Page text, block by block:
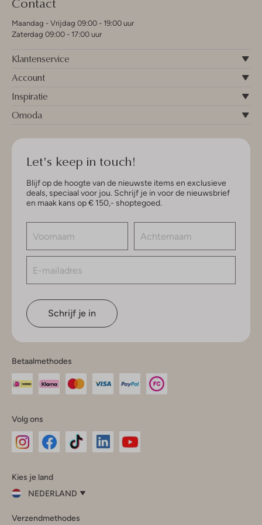
Maandag - Vrijdag 09:00 - 19:00 uur
Zaterdag 09:00 - 17:00 uur
Klantenservice
Account
Inspiratie
Omoda
Let's keep in touch!
Blijf op de hoogte van de nieuwste items en exclusieve
deals, speciaal voor jou. Schrijf je in voor de nieuwsbrief
en maak kans op € 150,- shoptegoed.
Schrijf je in
Betaalmethodes
Volg ons
InstagramFacebook
Kies je land
NEDERLAND
je
Verzendmethodes